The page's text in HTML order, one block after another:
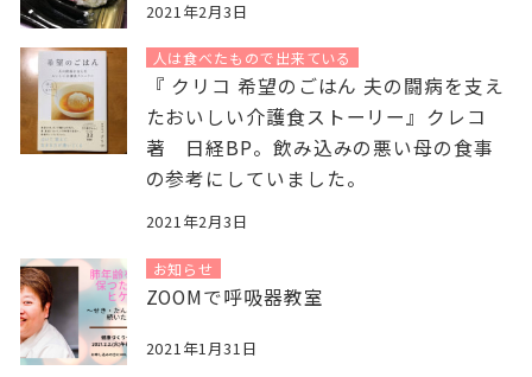
2021年2月3日
人は食べたもので出来ている
『 クリコ 希望のごはん 夫の闘病を支え
たおいしい介護食ストーリー』クレコ
著 日経BP。飲み込みの悪い母の食事
の参考にしていました。
2021年2月3日
お知らせ
ZOOMで呼吸器教室
2021年1月31日